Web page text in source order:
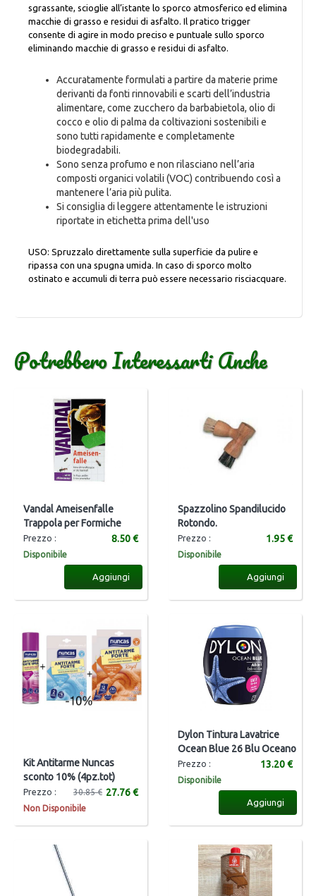
sgrassante, scioglie all’istante lo sporco atmosferico ed elimina
macchie di grasso e residui di asfalto. Il pratico trigger
consente di agire in modo preciso e puntuale sullo sporco
eliminando macchie di grasso e residui di asfalto.
Accuratamente formulati a partire da materie prime
derivanti da fonti rinnovabili e scarti dell’industria
alimentare, come zucchero da barbabietola, olio di
cocco e olio di palma da coltivazioni sostenibili e
sono tutti rapidamente e completamente
biodegradabili.
Sono senza profumo e non rilasciano nell’aria
composti organici volatili (VOC) contribuendo così a
mantenere l’aria più pulita.
Si consiglia di leggere attentamente le istruzioni
riportate in etichetta prima dell'uso
USO: Spruzzalo direttamente sulla superficie da pulire e
ripassa con una spugna umida. In caso di sporco molto
ostinato e accumuli di terra può essere necessario risciacquare.
Potrebbero Interessarti Anche
Vandal Ameisenfalle
Trappola per Formiche
Prezzo : 8.50 €
Disponibile
Aggiungi
Spazzolino Spandilucido
Rotondo.
Prezzo : 1.95 €
Disponibile
Aggiungi
Kit Antitarme Nuncas
sconto 10% (4pz.tot)
Prezzo : 27.76 €
30.85 €
Non Disponibile
Dylon Tintura Lavatrice
Ocean Blue 26 Blu Oceano
Prezzo : 13.20 €
Disponibile
Aggiungi